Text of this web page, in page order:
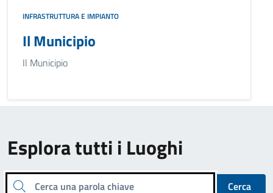
INFRASTRUTTURA E IMPIANTO
Il Municipio
Il Municipio
Esplora tutti i Luoghi
Cerca una parola chiave
Cerca